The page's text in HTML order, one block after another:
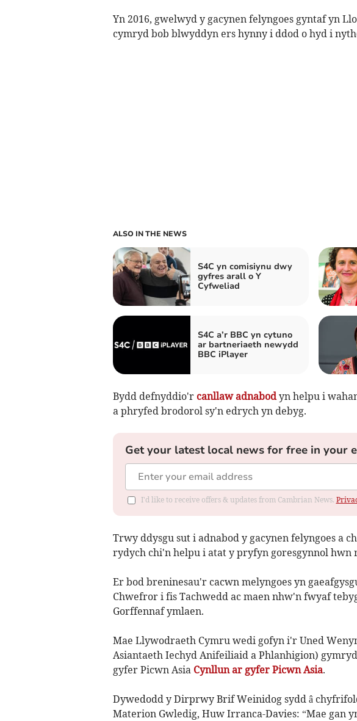
Yn 2016, gwelwyd y gacynen felyngoes gyntaf yn
cymryd bob blwyddyn ers hynny i ddod o hyd i
ALSO IN THE NEWS
S4C yn comisiynu dwy
gyfres arall o Y
Cyfweliad
S4C a’r BBC yn cytuno
ar bartneriaeth newydd
BBC iPlayer
Bydd defnyddio'r canllaw adnabodyn helpu i
a phryfed brodorol sy'n edrych yn debyg.
Get your latest local news for free in your
I'd like to receive offers & updates from Cambrian News.
Trwy ddysgu sut i adnabod y gacynen felyngoes a
rydych chi'n helpu i atat y pryfyn goresgynnol hwn
Er bod breninesau'r cacwn melyngoes yn
Chwefror i fis Tachwedd ac maen nhw'n fwyaf
Gorffennaf ymlaen.
Mae Llywodraeth Cymru wedi gofyn i'r Uned
Asiantaeth Iechyd Anifeiliaid a Phlanhigion)
gyfer Picwn Asia Cynllun ar gyfer Picwn Asia.
Dywedodd y Dirprwy Brif Weinidog sydd â
Materion Gwledig, Huw Irranca-Davies: “Mae gan